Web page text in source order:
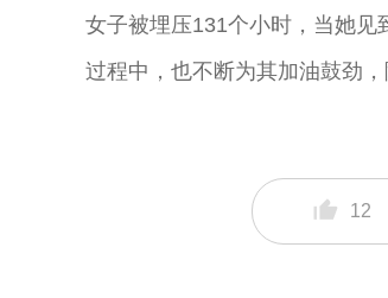
女子被埋压131个小时，当她见
过程中，也不断为其加油鼓劲
12